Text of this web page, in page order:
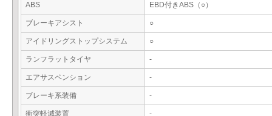
ABS EBD付きABS（○）
ブレーキアシスト ○
アイドリングストップシステム ○
ランフラットタイヤ -
エアサスペンション -
ブレーキ系装備 -
衝突軽減装置 -